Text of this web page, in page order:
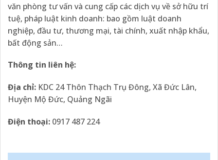
văn phòng tư vấn và cung cấp các dịch vụ về sở hữu trí
tuệ, pháp luật kinh doanh: bao gồm luật doanh
nghiệp, đầu tư, thương mại, tài chính, xuất nhập khẩu,
bất động sản…
Thông tin liên hệ:
Địa chỉ: KDC 24 Thôn Thạch Trụ Đông, Xã Đức Lân,
Huyện Mộ Đức, Quảng Ngãi
Điện thoại: 0917 487 224